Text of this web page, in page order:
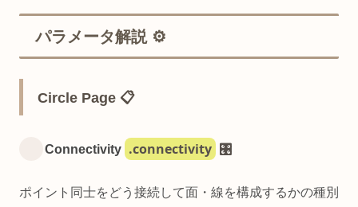
パラメータ解説 ⚙️
Circle Page 📋
Connectivity .connectivity 🎛️
ポイント同士をどう接続して面・線を構成するかの種別